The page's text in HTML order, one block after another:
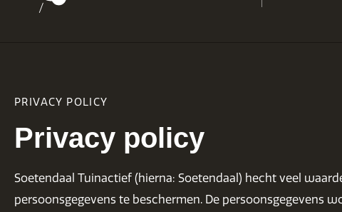
PRIVACY POLICY
Privacy policy
Soetendaal Tuinactief (hierna: Soetendaal) hecht veel
persoonsgegevens te beschermen. De persoonsgegevens